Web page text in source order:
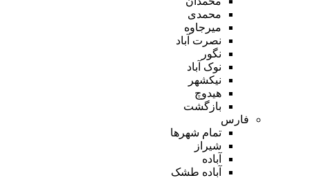
محمدی
میرجاوه
نصرت آباد
نگور
نوک آباد
نیکشهر
هیدوچ
بازگشت
فارس
تمام شهر‌ها
شیراز
آباده
آباده طشک